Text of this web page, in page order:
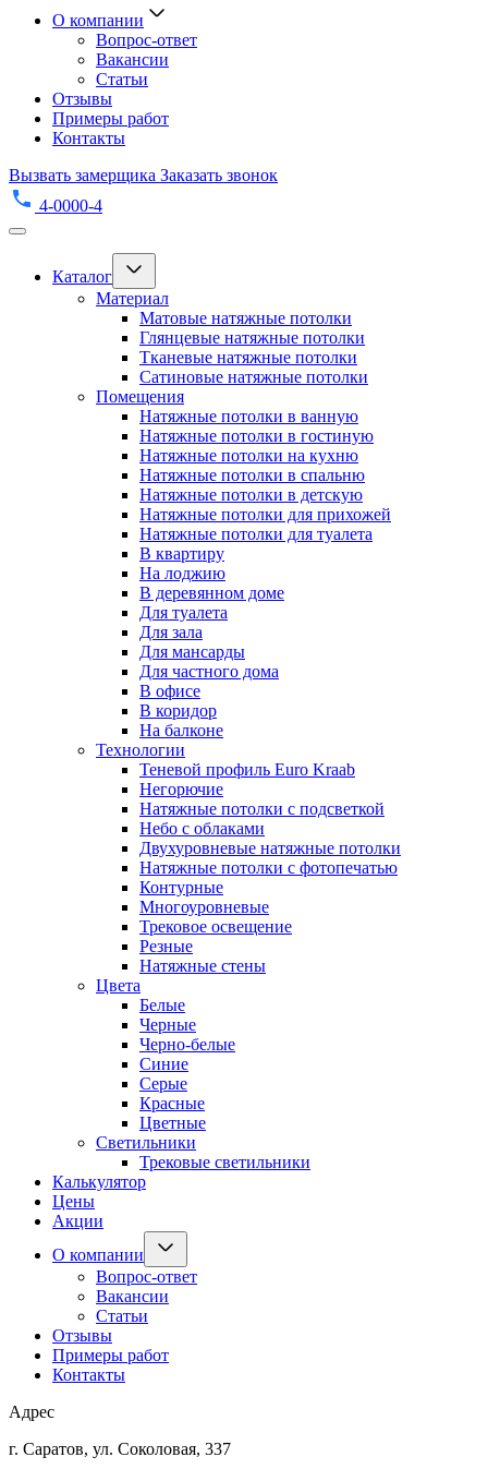
О компании
Вопрос-ответ
Вакансии
Статьи
Отзывы
Примеры работ
Контакты
Вызвать замерщика Заказать звонок
4-0000-4
Каталог
Материал
Матовые натяжные потолки
Глянцевые натяжные потолки
Тканевые натяжные потолки
Сатиновые натяжные потолки
Помещения
Натяжные потолки в ванную
Натяжные потолки в гостиную
Натяжные потолки на кухню
Натяжные потолки в спальню
Натяжные потолки в детскую
Натяжные потолки для прихожей
Натяжные потолки для туалета
В квартиру
На лоджию
В деревянном доме
Для туалета
Для зала
Для мансарды
Для частного дома
В офисе
В коридор
На балконе
Технологии
Теневой профиль Euro Kraab
Негорючие
Натяжные потолки с подсветкой
Небо с облаками
Двухуровневые натяжные потолки
Натяжные потолки с фотопечатью
Контурные
Многоуровневые
Трековое освещение
Резные
Натяжные стены
Цвета
Белые
Черные
Черно-белые
Синие
Серые
Красные
Цветные
Светильники
Трековые светильники
Калькулятор
Цены
Акции
О компании
Вопрос-ответ
Вакансии
Статьи
Отзывы
Примеры работ
Контакты
Адрес
г. Саратов, ул. Соколовая, 337